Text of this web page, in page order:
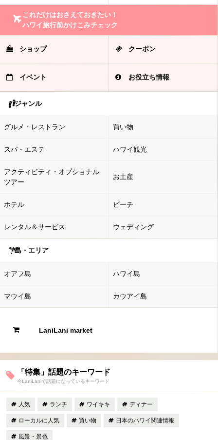
これだけはおさえておきたい！
ハワイ旅行前かけこみチェック
ショップ クーポン
イベント お役立ち情報
ジャンル
グルメ・レストラン 買い物
スパ・エステ ハワイ観光
アクティビティ・オプショナル
ツアー
お土産
ホテル ビーチ
レンタル＆サービス ウェディング
島・エリア
オアフ島 ハワイ島
マウイ島 カウアイ島
LaniLani market
「特集」話題のキーワード
今LaniLaniで話題になっているキーワード
人気 ランチ ワイキキ ディナー
ローカルに人気 買い物 日本のハワイ関連情報
風景・景色